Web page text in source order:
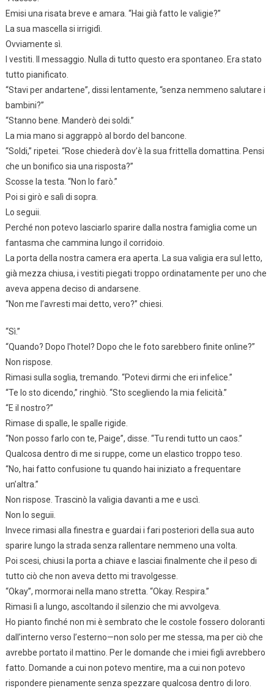
Emisi una risata breve e amara. “Hai già fatto le valigie?”
La sua mascella si irrigidì.
Ovviamente sì.
I vestiti. Il messaggio. Nulla di tutto questo era spontaneo. Era stato
tutto pianificato.
“Stavi per andartene”, dissi lentamente, “senza nemmeno salutare i
bambini?”
“Stanno bene. Manderò dei soldi.”
La mia mano si aggrappò al bordo del bancone.
“Soldi,” ripetei. “Rose chiederà dov’è la sua frittella domattina. Pensi
che un bonifico sia una risposta?”
Scosse la testa. “Non lo farò.”
Poi si girò e salì di sopra.
Lo seguii.
Perché non potevo lasciarlo sparire dalla nostra famiglia come un
fantasma che cammina lungo il corridoio.
La porta della nostra camera era aperta. La sua valigia era sul letto,
già mezza chiusa, i vestiti piegati troppo ordinatamente per uno che
aveva appena deciso di andarsene.
“Non me l’avresti mai detto, vero?” chiesi.
“Sì.”
“Quando? Dopo l’hotel? Dopo che le foto sarebbero finite online?”
Non rispose.
Rimasi sulla soglia, tremando. “Potevi dirmi che eri infelice.”
“Te lo sto dicendo,” ringhiò. “Sto scegliendo la mia felicità.”
“E il nostro?”
Rimase di spalle, le spalle rigide.
“Non posso farlo con te, Paige”, disse. “Tu rendi tutto un caos.”
Qualcosa dentro di me si ruppe, come un elastico troppo teso.
“No, hai fatto confusione tu quando hai iniziato a frequentare
un’altra.”
Non rispose. Trascinò la valigia davanti a me e uscì.
Non lo seguii.
Invece rimasi alla finestra e guardai i fari posteriori della sua auto
sparire lungo la strada senza rallentare nemmeno una volta.
Poi scesi, chiusi la porta a chiave e lasciai finalmente che il peso di
tutto ciò che non aveva detto mi travolgesse.
“Okay”, mormorai nella mano stretta. “Okay. Respira.”
Rimasi lì a lungo, ascoltando il silenzio che mi avvolgeva.
Ho pianto finché non mi è sembrato che le costole fossero doloranti
dall’interno verso l’esterno—non solo per me stessa, ma per ciò che
avrebbe portato il mattino. Per le domande che i miei figli avrebbero
fatto. Domande a cui non potevo mentire, ma a cui non potevo
rispondere pienamente senza spezzare qualcosa dentro di loro.